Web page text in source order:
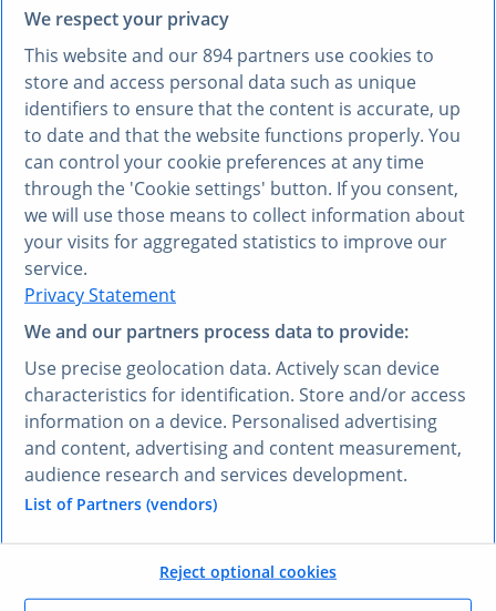
VOUS PRÉFÉREZ UNE AUTRE LANGUE ?
Découvrez Research AI
Research AI vous permet de poser des questions et
obtenir des réponses en français. Saisissez votre
question dans n’importe quelle langue et notre outil
Research AI générera une réponse basée sur nos
données, qui ont été sélectionnées par nos experts –
dans votre langue, en l’espace de quelques secondes.
Poser une question à Research AI
We respect your privacy
This website and our894 partners use cookies to
store and access personal data such as unique
identifiers to ensure that the content is accurate, up
to date and that the website functions properly. You
can control your cookie preferences at any time
through the 'Cookie settings' button. If you consent,
we will use those means to collect information about
your visits for aggregated statistics to improve our
service.
Privacy Statement
We and our partners process data to provide:
Use precise geolocation data. Actively scan device
characteristics for identification. Store and/or access
information on a device. Personalised advertising
and content, advertising and content measurement,
audience research and services development.
List of Partners (vendors)
Reject optional cookies